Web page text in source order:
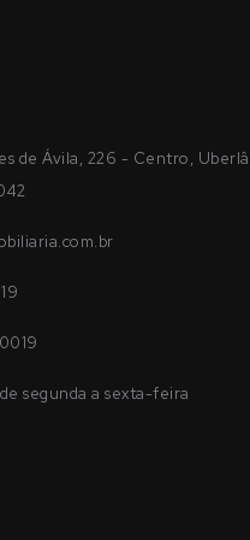
de Ávila, 226 - Centro,
segunda a sexta-feira